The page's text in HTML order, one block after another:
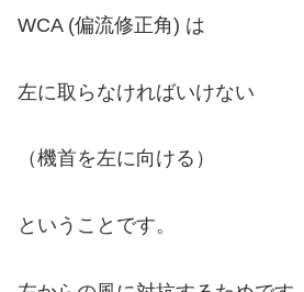
WCA (偏流修正角) は
左に取らなければいけない
（機首を左に向ける）
ということです。